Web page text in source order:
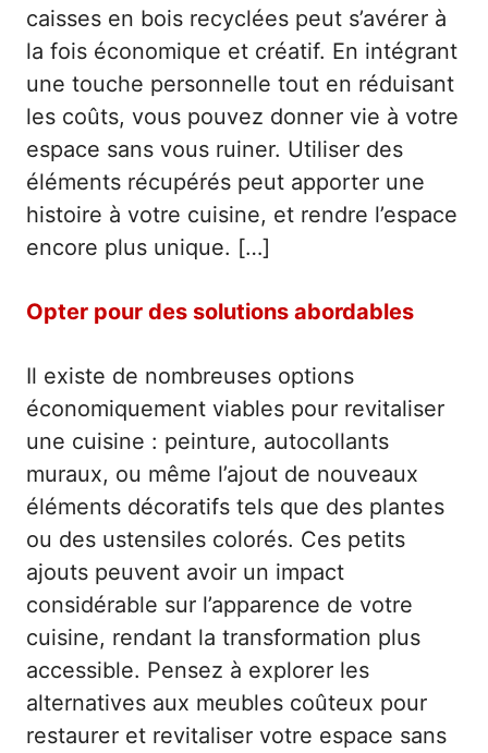
caisses en bois recyclées peut s’avérer à
la fois économique et créatif. En intégrant
une touche personnelle tout en réduisant
les coûts, vous pouvez donner vie à votre
espace sans vous ruiner. Utiliser des
éléments récupérés peut apporter une
histoire à votre cuisine, et rendre l’espace
encore plus unique. […]
Opter pour des solutions abordables
Il existe de nombreuses options
économiquement viables pour revitaliser
une cuisine : peinture, autocollants
muraux, ou même l’ajout de nouveaux
éléments décoratifs tels que des plantes
ou des ustensiles colorés. Ces petits
ajouts peuvent avoir un impact
considérable sur l’apparence de votre
cuisine, rendant la transformation plus
accessible. Pensez à explorer les
alternatives aux meubles coûteux pour
restaurer et revitaliser votre espace sans